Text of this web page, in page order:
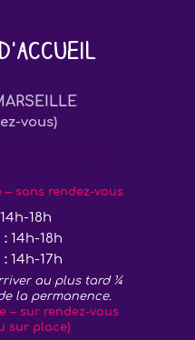
vous)
– sans rendez-vous
14h-18h
:14h-18h
:14h-17h
au plus tard ¼
la permanence.
– sur rendez-vous
sur place)